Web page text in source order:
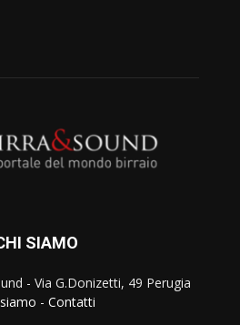
SIAMO
- Via G.Donizetti, 49 Perugia
- Contatti